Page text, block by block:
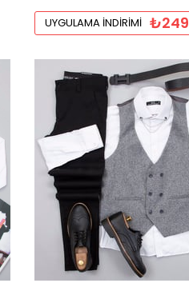
UYGULAMA İNDIRIMI